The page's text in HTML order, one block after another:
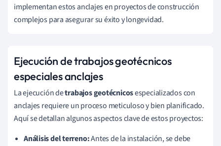
implementan estos anclajes en proyectos de construcción
complejos para asegurar su éxito y longevidad.
Ejecución de trabajos geotécnicos
especiales anclajes
La ejecución detrabajos geotécnicosespecializados con
anclajes requiere un proceso meticuloso y bien planificado.
Aquí se detallan algunos aspectos clave de estos proyectos:
Análisis del terreno:Antes de la instalación, se debe